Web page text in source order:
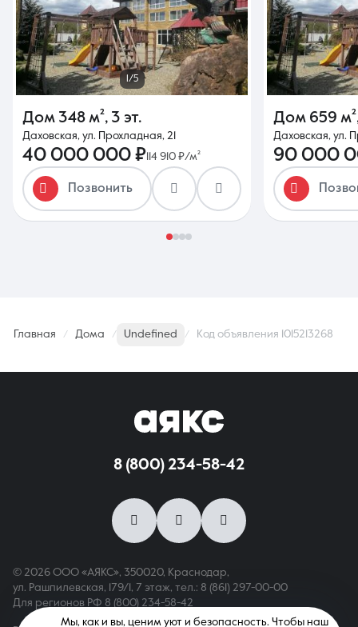
1/5
Дом 348 м², 3 эт.
Даховская, ул. Прохладная, 21
40 000 000 ₽ 114 910 ₽/м²
Позвонить
Дом 659 м²
Даховская, ул.
90 000
Главная Дома Undefined Код объявления 1015213268
8 (800) 234-58-42
© 2026 ООО «АЯКС», 350020, Краснодар,
ул. Рашпилевская, 179/1, 7 этаж, тел.: 8 (861) 297-00-00
Для регионов РФ 8 (800) 234-58-42
Мы, как и вы, ценим уют и безопасность. Чтобы наш